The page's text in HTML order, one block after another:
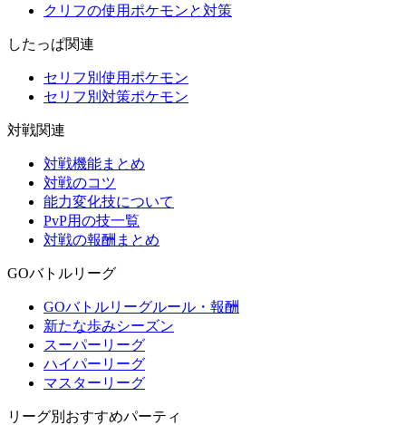
クリフの使用ポケモンと対策
したっぱ関連
セリフ別使用ポケモン
セリフ別対策ポケモン
対戦関連
対戦機能まとめ
対戦のコツ
能力変化技について
PvP用の技一覧
対戦の報酬まとめ
GOバトルリーグ
GOバトルリーグルール・報酬
新たな歩みシーズン
スーパーリーグ
ハイパーリーグ
マスターリーグ
リーグ別おすすめパーティ